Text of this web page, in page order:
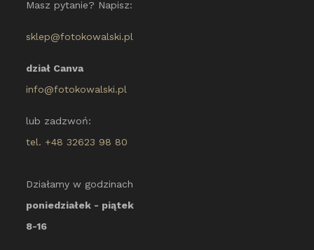
Masz pytanie? Napisz:
sklep@fotokowalski.pl
dział Canva
info@fotokowalski.pl
lub zadzwoń:
tel. +48 32623 98 80
Działamy w godzinach
poniedziałek - piątek
8-16